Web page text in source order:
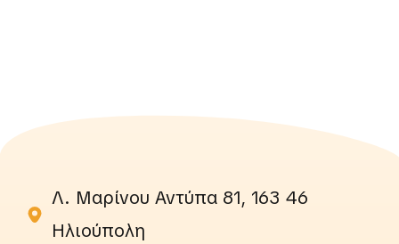
Λ. Μαρίνου Αντύπα 81, 163 46
Ηλιούπολη